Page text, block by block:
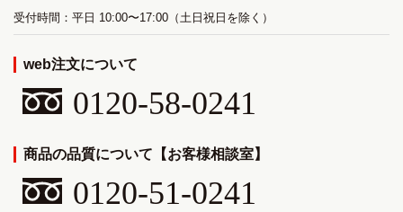
受付時間：平日 10:00〜17:00（土日祝日を除く）
web注文について
0120-58-0241
商品の品質について【お客様相談室】
0120-51-0241